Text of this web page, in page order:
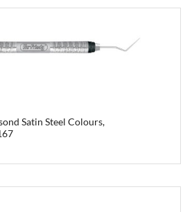
Satin Steel Colours,